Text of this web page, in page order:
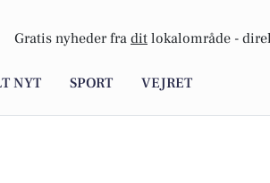
Gratis nyheder fra dit lokalområde -
NYT SPORT VEJRET